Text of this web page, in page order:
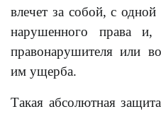
влечет за собой, с
нарушенного права
правонарушителя или
им ущерба.
Такая абсолютная